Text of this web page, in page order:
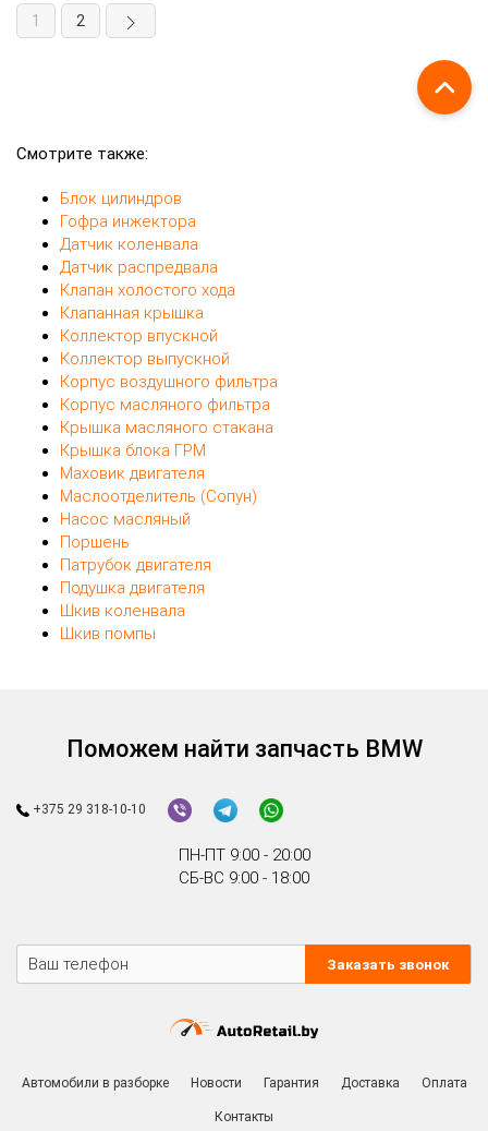
1 2
Смотрите также:
Блок цилиндров
Гофра инжектора
Датчик коленвала
Датчик распредвала
Клапан холостого хода
Клапанная крышка
Коллектор впускной
Коллектор выпускной
Корпус воздушного фильтра
Корпус масляного фильтра
Крышка масляного стакана
Крышка блока ГРМ
Маховик двигателя
Маслоотделитель (Сопун)
Насос масляный
Поршень
Патрубок двигателя
Подушка двигателя
Шкив коленвала
Шкив помпы
Поможем найти запчасть BMW
+375 29 318-10-10
ПН-ПТ 9:00 - 20:00
СБ-ВС 9:00 - 18:00
Заказать звонок
Автомобили в разборке Новости Гарантия Доставка Оплата
Контакты